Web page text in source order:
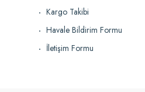
Kargo Takibi
Havale Bildirim Formu
İletişim Formu